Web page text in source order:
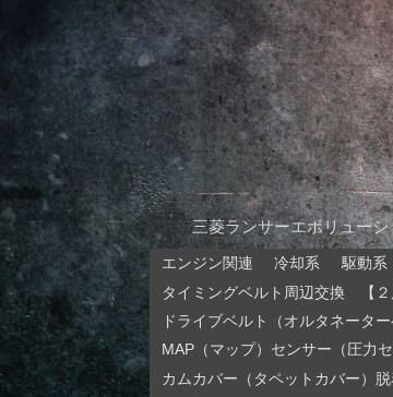
三菱ランサーエボリュー
エンジン関連 冷却系 駆動系
タイミングベルト周辺交換 【２
ドライブベルト（オルタネータ
MAP（マップ）センサー（圧力セ
カムカバー（タペットカバー）